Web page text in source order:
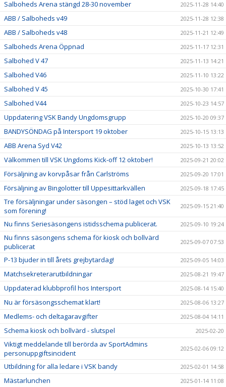
Salboheds Arena stängd 28-30 november 2025-11-28 14:40
ABB / Salboheds v49 2025-11-28 12:38
ABB / Salboheds v48 2025-11-21 12:49
Salboheds Arena Öppnad 2025-11-17 12:31
Salbohed V 47 2025-11-13 14:21
Salbohed V46 2025-11-10 13:22
Salbohed V 45 2025-10-30 17:41
Salbohed V44 2025-10-23 14:57
Uppdatering VSK Bandy Ungdomsgrupp 2025-10-20 09:37
BANDYSÖNDAG på Intersport 19 oktober 2025-10-15 13:13
ABB Arena Syd V42 2025-10-13 13:52
Välkommen till VSK Ungdoms Kick-off 12 oktober! 2025-09-21 20:02
Försäljning av korvpåsar från Carlströms 2025-09-20 17:01
Försäljning av Bingolotter till Uppesittarkvällen 2025-09-18 17:45
Tre försäljningar under säsongen – stöd laget och VSK
som förening!
2025-09-15 21:40
Nu finns Seriesäsongens istidsschema publicerat. 2025-09-10 19:24
Nu finns säsongens schema för kiosk och bollvärd
publicerat
2025-09-07 07:53
P-13 bjuder in till årets grejbytardag! 2025-09-05 14:03
Matchsekreterarutbildningar 2025-08-21 19:47
Uppdaterad klubbprofil hos Intersport 2025-08-14 15:40
Nu är försäsongsschemat klart! 2025-08-06 13:27
Medlems- och deltagaravgifter 2025-08-04 14:11
Schema kiosk och bollvärd - slutspel 2025-02-20
Viktigt meddelande till berörda av SportAdmins
personuppgiftsincident
2025-02-06 09:12
Utbildning för alla ledare i VSK bandy 2025-02-01 14:58
Mästarlunchen
2025-01-14 11:08